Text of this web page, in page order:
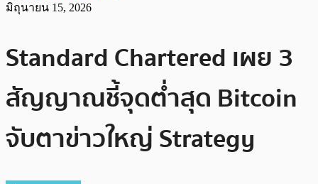
มิถุนายน 15, 2026
Standard Chartered เผย 3
สัญญาณชี้จุดต่ำสุด Bitcoin
จับตาข่าวใหญ่ Strategy